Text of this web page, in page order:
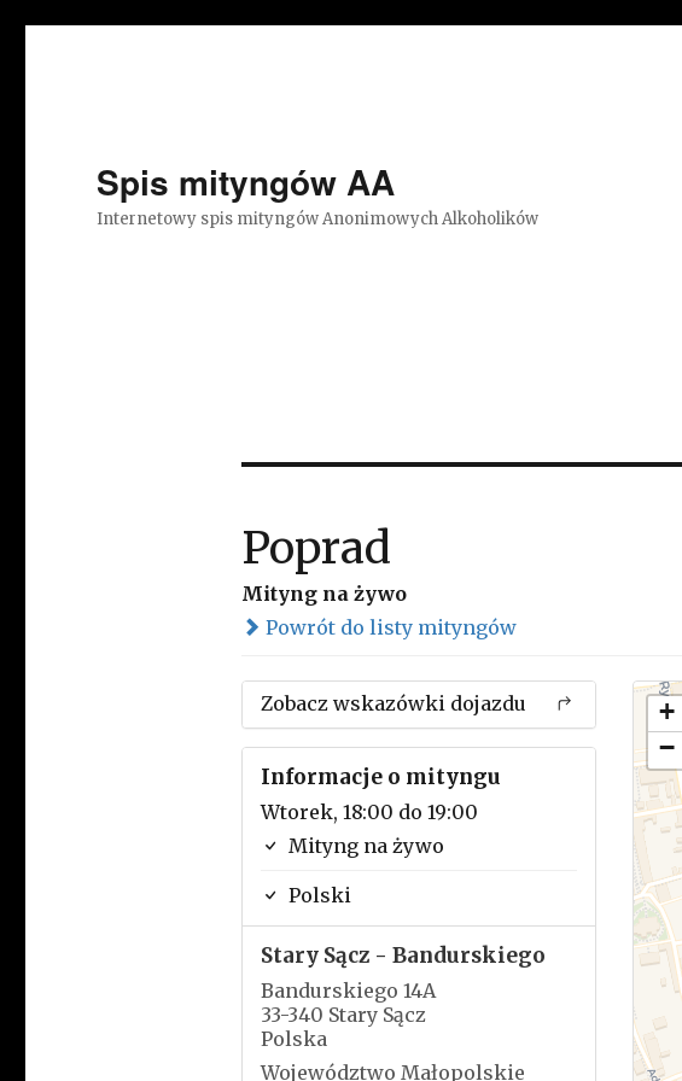
Spis mityngów AA
Internetowy spis mityngów Anonimowych Alkoholików
Poprad
Mityng na żywo
Powrót do listy mityngów
Zobacz wskazówki dojazdu
Informacje o mityngu
Wtorek, 18:00 do 19:00
Mityng na żywo
Polski
Stary Sącz - Bandurskiego
Bandurskiego 14A
33-340 Stary Sącz
Polska
Województwo Małopolskie
+
−